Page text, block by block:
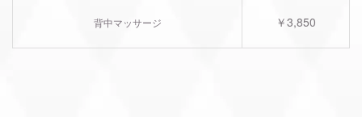
背中マッサージ ￥3,850